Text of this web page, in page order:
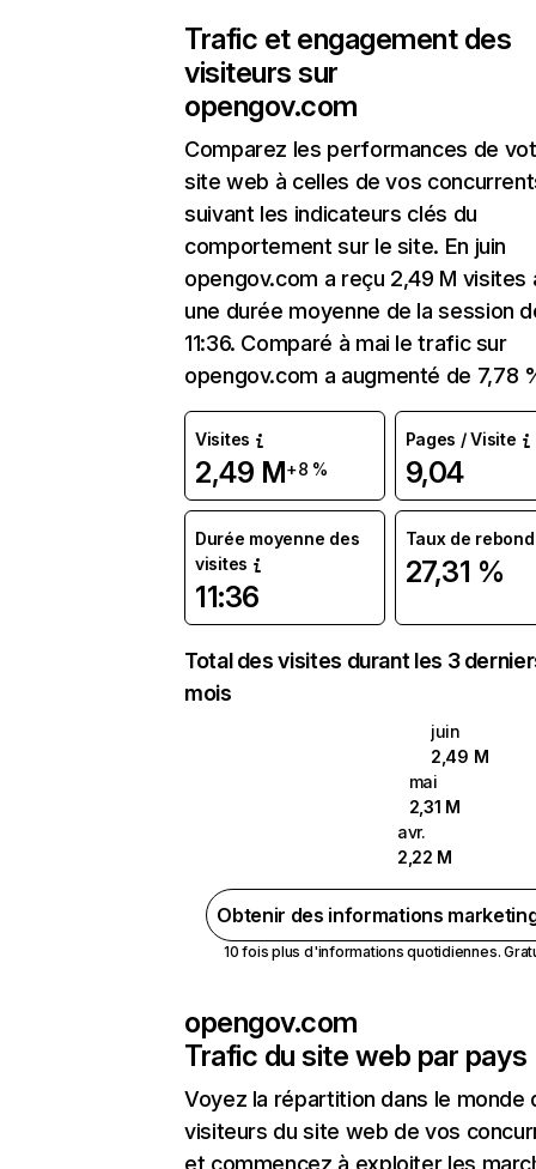
Trafic et engagement des
visiteurs sur
opengov.com
Comparez les performances de
site web à celles de vos
suivant les indicateurs clés du
comportement sur le site. En juin
opengov.com a reçu 2,49 M visites
une durée moyenne de la session
11:36. Comparé à mai le trafic sur
opengov.com a augmenté de 7,78
Visites
2,49 M+8 %
Pages / Visite
9,04
Durée moyenne des
visites
11:36
Taux de rebond
27,31 %
Total des visites durant les 3
mois
juin
2,49 M
mai
2,31 M
avr.
2,22 M
Obtenir des informations
10 fois plus d'informations quotidiennes.
opengov.com
Trafic du site web par pays
Voyez la répartition dans le monde
visiteurs du site web de vos
et commencez à exploiter les